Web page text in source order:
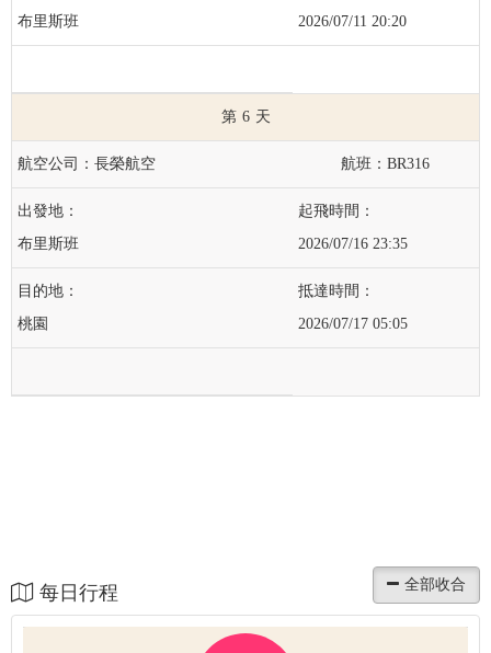
布里斯班 2026/07/11 20:20
6
長榮航空 BR316
布里斯班 2026/07/16 23:35
桃園 2026/07/17 05:05
每日行程